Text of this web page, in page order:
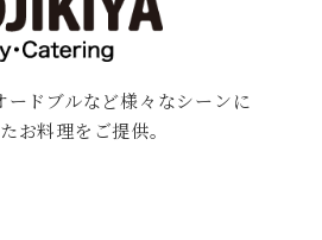
ードブルなど様々なシーンに
お料理をご提供。